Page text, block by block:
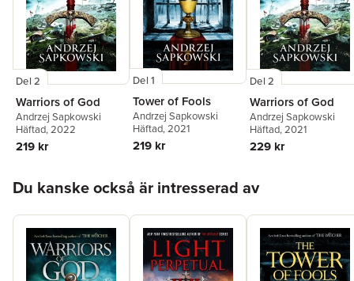
Del 2
Warriors of God
Andrzej Sapkowski
Häftad, 2022
219 kr
Del 1
Tower of Fools
Andrzej Sapkowski
Häftad, 2021
219 kr
Del 2
Warriors of God
Andrzej Sapkowski
Häftad, 2021
229 kr
Du kanske också är intresserad av